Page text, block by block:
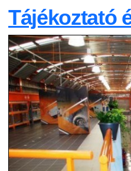
Tájékoztató